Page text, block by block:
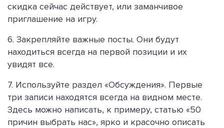
скидка сейчас действует, или заманчивое
приглашение на игру.
6. Закрепляйте важные посты. Они будут
находиться всегда на первой позиции и их
увидят все.
7. Используйте раздел «Обсуждения». Первые
три записи находятся всегда на видном месте.
Здесь можно написать, к примеру, статью «50
причин выбрать нас», ярко и красочно описать